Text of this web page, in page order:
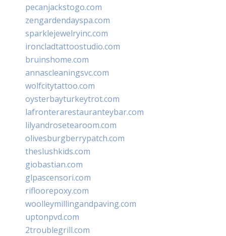
pecanjackstogo.com
zengardendayspa.com
sparklejewelryinc.com
ironcladtattoostudio.com
bruinshome.com
annascleaningsvc.com
wolfcitytattoo.com
oysterbayturkeytrot.com
lafronterarestauranteybar.com
lilyandrosetearoom.com
olivesburgberrypatch.com
theslushkids.com
giobastian.com
glpascensori.com
rifloorepoxy.com
woolleymillingandpaving.com
uptonpvd.com
2troublegrill.com